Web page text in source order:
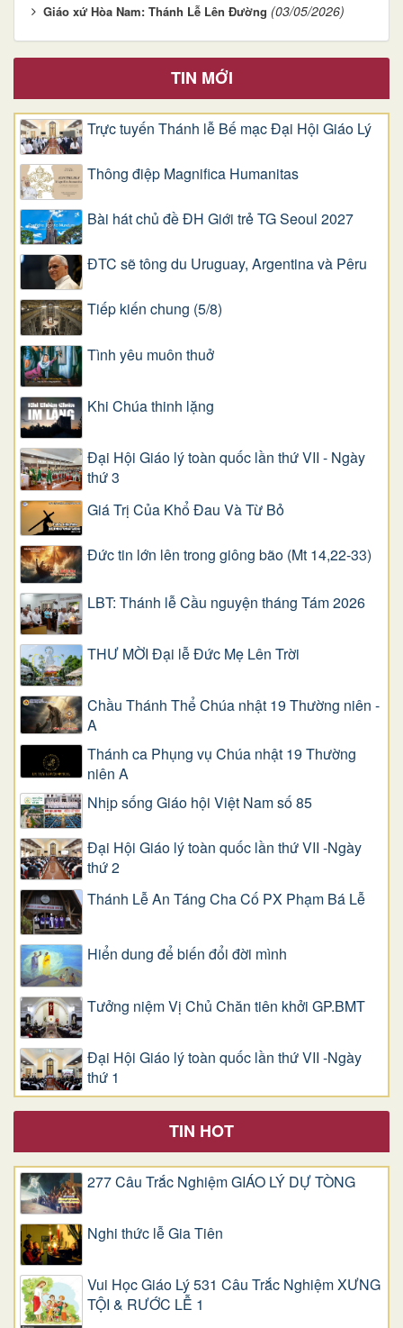
Giáo xứ Hòa Nam: Thánh Lễ Lên Đường (03/05/2026)
TIN MỚI
Trực tuyến Thánh lễ Bế mạc Đại Hội Giáo Lý
Thông điệp Magnifica Humanitas
Bài hát chủ đề ĐH Giới trẻ TG Seoul 2027
ĐTC sẽ tông du Uruguay, Argentina và Pêru
Tiếp kiến chung (5/8)
Tình yêu muôn thuở
Khi Chúa thinh lặng
Đại Hội Giáo lý toàn quốc lần thứ VII - Ngày
thứ 3
Giá Trị Của Khổ Ðau Và Từ Bỏ
Đức tin lớn lên trong giông bão (Mt 14,22-33)
LBT: Thánh lễ Cầu nguyện tháng Tám 2026
THƯ MỜI Đại lễ Đức Mẹ Lên Trời
Chầu Thánh Thể Chúa nhật 19 Thường niên -
A
Thánh ca Phụng vụ Chúa nhật 19 Thường
niên A
Nhịp sống Giáo hội Việt Nam số 85
Đại Hội Giáo lý toàn quốc lần thứ VII -Ngày
thứ 2
Thánh Lễ An Táng Cha Cố PX Phạm Bá Lễ
Hiển dung để biến đổi đời mình
Tưởng niệm Vị Chủ Chăn tiên khởi GP.BMT
Đại Hội Giáo lý toàn quốc lần thứ VII -Ngày
thứ 1
TIN HOT
277 Câu Trắc Nghiệm GIÁO LÝ DỰ TÒNG
Nghi thức lễ Gia Tiên
Vui Học Giáo Lý 531 Câu Trắc Nghiệm XƯNG
TỘI & RƯỚC LỄ 1